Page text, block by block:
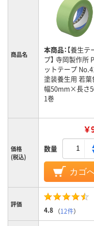
商品名 本商品：【養生テ
プ】 寺岡製作所
ットテープ
塗装養生用 若葉
幅50mm×長さ
1巻
価格
(税込)
￥
数量
カゴ
評価
4.8 （12件）